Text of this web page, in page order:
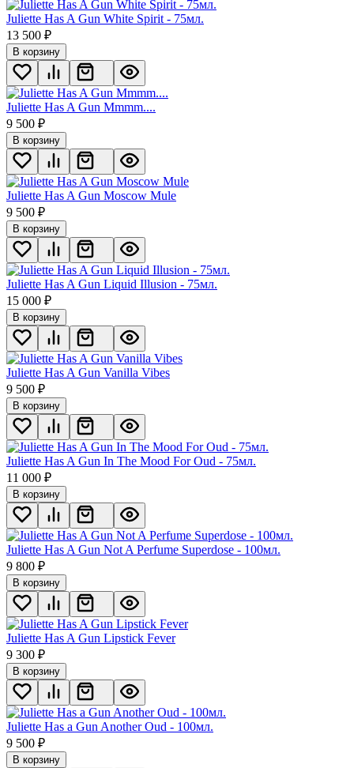
Juliette Has A Gun White Spirit - 75мл.
13 500 ₽
В корзину
Juliette Has A Gun Mmmm....
9 500 ₽
В корзину
Juliette Has A Gun Moscow Mule
9 500 ₽
В корзину
Juliette Has A Gun Liquid Illusion - 75мл.
15 000 ₽
В корзину
Juliette Has A Gun Vanilla Vibes
9 500 ₽
В корзину
Juliette Has A Gun In The Mood For Oud - 75мл.
11 000 ₽
В корзину
Juliette Has A Gun Not A Perfume Superdose - 100мл.
9 800 ₽
В корзину
Juliette Has A Gun Lipstick Fever
9 300 ₽
В корзину
Juliette Has a Gun Another Oud - 100мл.
9 500 ₽
В корзину